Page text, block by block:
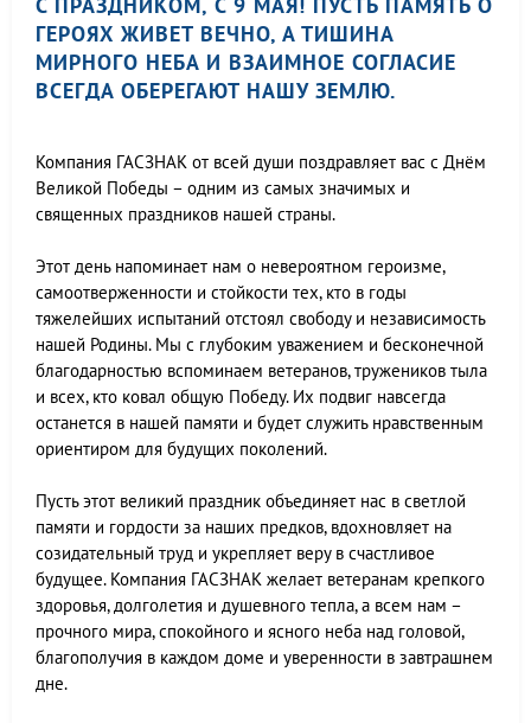
ГЕРОЯХ ЖИВЕТ ВЕЧНО, А ТИШИНА
МИРНОГО НЕБА И ВЗАИМНОЕ СОГЛАСИЕ
ВСЕГДА ОБЕРЕГАЮТ НАШУ ЗЕМЛЮ.
Компания ГАСЗНАК от всей души поздравляет вас с Днём
Великой Победы – одним из самых значимых и
священных праздников нашей страны.
Этот день напоминает нам о невероятном героизме,
самоотверженности и стойкости тех, кто в годы
тяжелейших испытаний отстоял свободу и независимость
нашей Родины. Мы с глубоким уважением и бесконечной
благодарностью вспоминаем ветеранов, тружеников тыла
и всех, кто ковал общую Победу. Их подвиг навсегда
останется в нашей памяти и будет служить нравственным
ориентиром для будущих поколений.
Пусть этот великий праздник объединяет нас в светлой
памяти и гордости за наших предков, вдохновляет на
созидательный труд и укрепляет веру в счастливое
будущее. Компания ГАСЗНАК желает ветеранам крепкого
здоровья, долголетия и душевного тепла, а всем нам –
прочного мира, спокойного и ясного неба над головой,
благополучия в каждом доме и уверенности в завтрашнем
дне.